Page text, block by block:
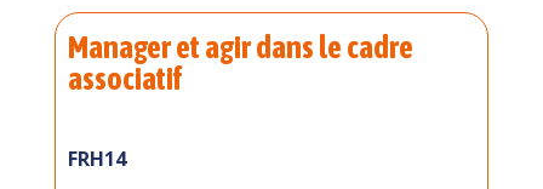
Manager et agir dans le cadre
associatif
FRH14